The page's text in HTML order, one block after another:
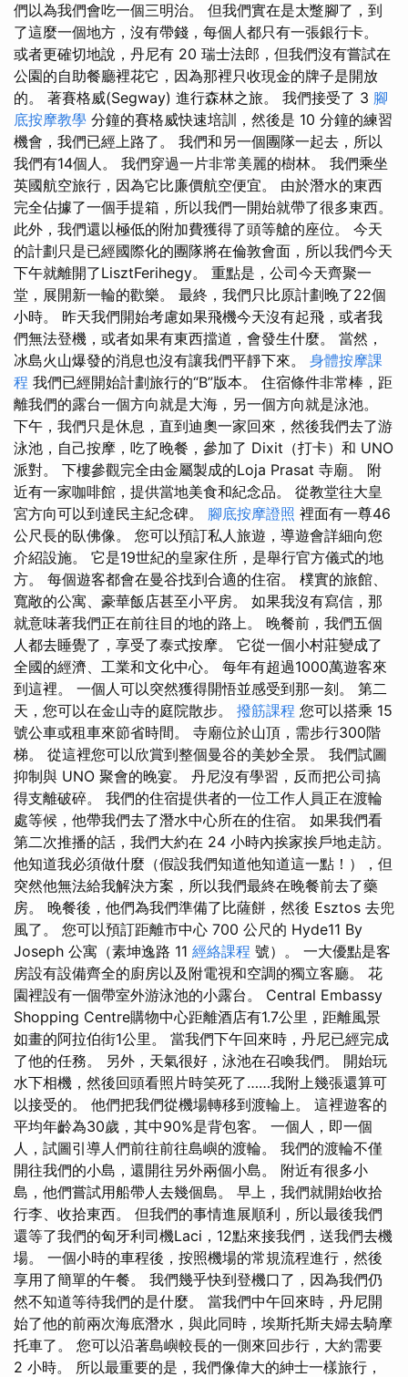
們以為我們會吃一個三明治。 但我們實在是太蹩腳了，到
了這麼一個地方，沒有帶錢，每個人都只有一張銀行卡。
或者更確切地說，丹尼有 20 瑞士法郎，但我們沒有嘗試在
公園的自助餐廳裡花它，因為那裡只收現金的牌子是開放
的。 著賽格威(Segway) 進行森林之旅。 我們接受了 3 腳
底按摩教學 分鐘的賽格威快速培訓，然後是 10 分鐘的練習
機會，我們已經上路了。 我們和另一個團隊一起去，所以
我們有14個人。 我們穿過一片非常美麗的樹林。 我們乘坐
英國航空旅行，因為它比廉價航空便宜。 由於潛水的東西
完全佔據了一個手提箱，所以我們一開始就帶了很多東西。
此外，我們還以極低的附加費獲得了頭等艙的座位。 今天
的計劃只是已經國際化的團隊將在倫敦會面，所以我們今天
下午就離開了LisztFerihegy。 重點是，公司今天齊聚一
堂，展開新一輪的歡樂。 最終，我們只比原計劃晚了22個
小時。 昨天我們開始考慮如果飛機今天沒有起飛，或者我
們無法登機，或者如果有東西擋道，會發生什麼。 當然，
冰島火山爆發的消息也沒有讓我們平靜下來。 身體按摩課
程 我們已經開始計劃旅行的“B”版本。 住宿條件非常棒，距
離我們的露台一個方向就是大海，另一個方向就是泳池。
下午，我們只是休息，直到迪奧一家回來，然後我們去了游
泳池，自己按摩，吃了晚餐，參加了 Dixit（打卡）和 UNO
派對。 下樓參觀完全由金屬製成的Loja Prasat 寺廟。 附
近有一家咖啡館，提供當地美食和紀念品。 從教堂往大皇
宮方向可以到達民主紀念碑。 腳底按摩證照 裡面有一尊46
公尺長的臥佛像。 您可以預訂私人旅遊，導遊會詳細向您
介紹設施。 它是19世紀的皇家住所，是舉行官方儀式的地
方。 每個遊客都會在曼谷找到合適的住宿。 樸實的旅館、
寬敞的公寓、豪華飯店甚至小平房。 如果我沒有寫信，那
就意味著我們正在前往目的地的路上。 晚餐前，我們五個
人都去睡覺了，享受了泰式按摩。 它從一個小村莊變成了
全國的經濟、工業和文化中心。 每年有超過1000萬遊客來
到這裡。 一個人可以突然獲得開悟並感受到那一刻。 第二
天，您可以在金山寺的庭院散步。 撥筋課程 您可以搭乘 15
號公車或租車來節省時間。 寺廟位於山頂，需步行300階
梯。 從這裡您可以欣賞到整個曼谷的美妙全景。 我們試圖
抑制與 UNO 聚會的晚宴。 丹尼沒有學習，反而把公司搞
得支離破碎。 我們的住宿提供者的一位工作人員正在渡輪
處等候，他帶我們去了潛水中心所在的住宿。 如果我們看
第二次推播的話，我們大約在 24 小時內挨家挨戶地走訪。
他知道我必須做什麼（假設我們知道他知道這一點！），但
突然他無法給我解決方案，所以我們最終在晚餐前去了藥
房。 晚餐後，他們為我們準備了比薩餅，然後 Esztos 去兜
風了。 您可以預訂距離市中心 700 公尺的 Hyde11 By
Joseph 公寓（素坤逸路 11 經絡課程 號）。 一大優點是客
房設有設備齊全的廚房以及附電視和空調的獨立客廳。 花
園裡設有一個帶室外游泳池的小露台。 Central Embassy
Shopping Centre購物中心距離酒店有1.7公里，距離風景
如畫的阿拉伯街1公里。 當我們下午回來時，丹尼已經完成
了他的任務。 另外，天氣很好，泳池在召喚我們。 開始玩
水下相機，然後回頭看照片時笑死了……我附上幾張還算可
以接受的。 他們把我們從機場轉移到渡輪上。 這裡遊客的
平均年齡為30歲，其中90%是背包客。 一個人，即一個
人，試圖引導人們前往前往島嶼的渡輪。 我們的渡輪不僅
開往我們的小島，還開往另外兩個小島。 附近有很多小
島，他們嘗試用船帶人去幾個島。 早上，我們就開始收拾
行李、收拾東西。 但我們的事情進展順利，所以最後我們
還等了我們的匈牙利司機Laci，12點來接我們，送我們去機
場。 一個小時的車程後，按照機場的常規流程進行，然後
享用了簡單的午餐。 我們幾乎快到登機口了，因為我們仍
然不知道等待我們的是什麼。 當我們中午回來時，丹尼開
始了他的前兩次海底潛水，與此同時，埃斯托斯夫婦去騎摩
托車了。 您可以沿著島嶼較長的一側來回步行，大約需要
2 小時。 所以最重要的是，我們像偉大的紳士一樣旅行，